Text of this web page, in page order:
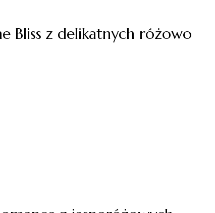
Bliss z delikatnych różowo